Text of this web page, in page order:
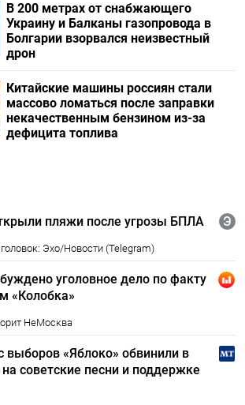
В 200 метрах от снабжающего
Украину и Балканы газопровода в
Болгарии взорвался неизвестный
дрон
Китайские машины россиян стали
массово ломаться после заправки
некачественным бензином из-за
дефицита топлива